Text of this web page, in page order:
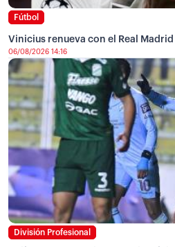
Fútbol
Vinicius renueva con el Real
06/08/2026 14:16
División Profesional